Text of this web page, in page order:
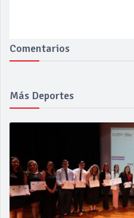
Comentarios
Más Deportes